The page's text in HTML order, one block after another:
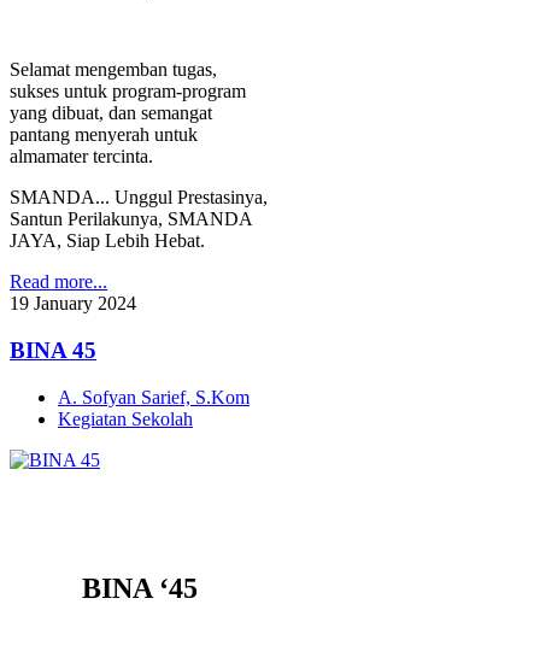
Selamat mengemban tugas,
sukses untuk program-program
yang dibuat, dan semangat
pantang menyerah untuk
almamater tercinta.
SMANDA... Unggul Prestasinya,
Santun Perilakunya, SMANDA
JAYA, Siap Lebih Hebat.
Read more...
19 January 2024
BINA 45
A. Sofyan Sarief, S.Kom
Kegiatan Sekolah
BINA ‘45